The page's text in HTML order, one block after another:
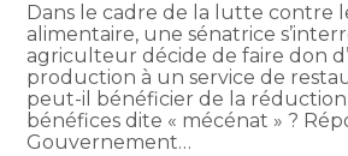
Dans le cadre de la lutte contre
alimentaire, une sénatrice
agriculteur décide de faire don
production à un service de
peut-il bénéficier de la réduction
bénéfices dite « mécénat » ?
Gouvernement…